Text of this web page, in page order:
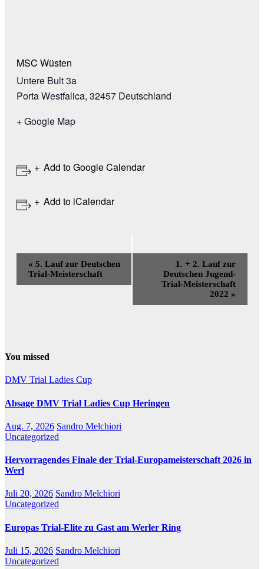
MSC Wüsten
Untere Bult 3a
Porta Westfalica, 32457 Deutschland
+ Google Map
Add to Google Calendar
Add to iCalendar
Event
Navigation
« 5. Lauf zur Deutschen
Trial-Meisterschaft
1. + 2. Lauf zur
Deutschen Jugend-
Trial-Meisterschaft
2022 »
You missed
DMV Trial Ladies Cup
Absage DMV Trial Ladies Cup Heringen
Aug. 7, 2026 Sandro Melchiori
Uncategorized
Hervorragendes Finale der Trial-Europameisterschaft 2026 in
Werl
Juli 20, 2026 Sandro Melchiori
Uncategorized
Europas Trial-Elite zu Gast am Werler Ring
Juli 15, 2026 Sandro Melchiori
Uncategorized